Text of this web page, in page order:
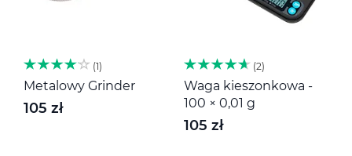
1
Metalowy Grinder
105 zł
2
Waga kieszonkowa -
100 × 0,01 g
105 zł